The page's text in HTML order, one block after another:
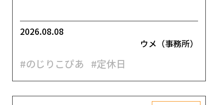
2026.08.08
ウメ（事務所）
#のじりこぴあ #定休日